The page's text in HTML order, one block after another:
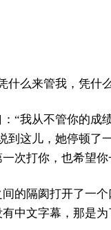
什么来管我，凭什
“我从不管你的成
这儿，她停顿了
次打你，也希望
的隔阂打开了一
中文字幕，那是为